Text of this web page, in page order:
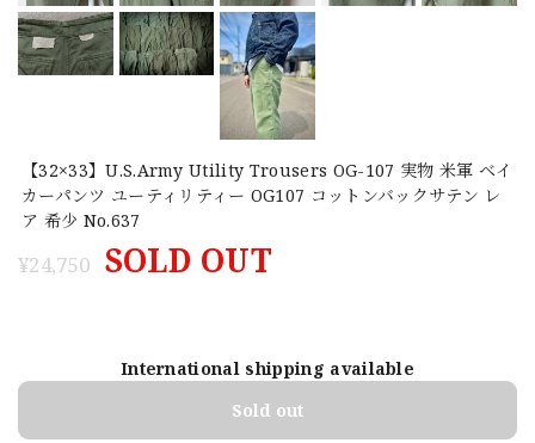
【32×33】U.S.Army Utility Trousers OG-107 実物 米軍 ベイ
カーパンツ ユーティリティー OG107 コットンバックサテン レ
ア 希少 No.637
¥24,750 SOLD OUT
International shipping available
Sold out